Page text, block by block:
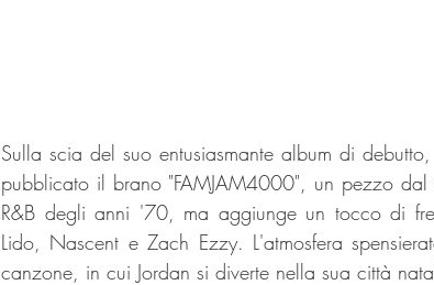
Sulla scia del suo entusiasmante album di
pubblicato il brano "FAMJAM4000", un pezzo
R&B degli anni '70, ma aggiunge un tocco di
Lido, Nascent e Zach Ezzy. L'atmosfera
canzone, in cui Jordan si diverte nella sua città